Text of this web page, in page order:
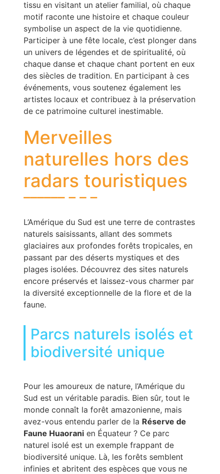
tissu en visitant un atelier familial, où chaque
motif raconte une histoire et chaque couleur
symbolise un aspect de la vie quotidienne.
Participer à une fête locale, c’est plonger dans
un univers de légendes et de spiritualité, où
chaque danse et chaque chant portent en eux
des siècles de tradition. En participant à ces
événements, vous soutenez également les
artistes locaux et contribuez à la préservation
de ce patrimoine culturel inestimable.
Merveilles
naturelles hors des
radars touristiques
L’Amérique du Sud est une terre de contrastes
naturels saisissants, allant des sommets
glaciaires aux profondes forêts tropicales, en
passant par des déserts mystiques et des
plages isolées. Découvrez des sites naturels
encore préservés et laissez-vous charmer par
la diversité exceptionnelle de la flore et de la
faune.
Parcs naturels isolés et
biodiversité unique
Pour les amoureux de nature, l’Amérique du
Sud est un véritable paradis. Bien sûr, tout le
monde connaît la forêt amazonienne, mais
avez-vous entendu parler de la Réserve de
Faune Huaorani en Équateur ? Ce parc
naturel isolé est un exemple frappant de
biodiversité unique. Là, les forêts semblent
infinies et abritent des espèces que vous ne